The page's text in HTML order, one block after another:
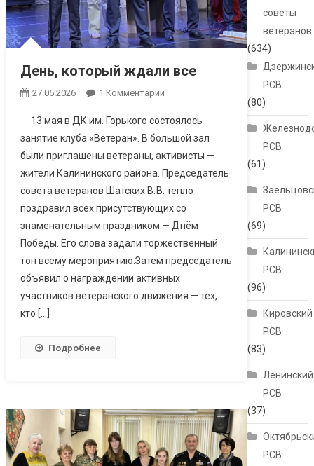
День, который ждали все
27.05.2026 1 Комментарий
Все
13 мая в ДК им. Горького состоялось
занятие клуба «Ветеран». В большой зал
были приглашены ветераны, активисты —
жители Калининского района. Председатель
совета ветеранов Шатских В. В. тепло
поздравил всех присутствующих со
знаменательным праздником — Днём
Победы. Его слова задали торжественный
тон всему мероприятию.Затем председатель
объявил о награждении активных
участников ветеранского движения — тех,
кто […]
Подробнее
советы
ветеранов
(634)
РСВ
(80)
РСВ
(61)
РСВ
(69)
РСВ
(96)
Кировский
РСВ
(83)
Ленинский
РСВ
(37)
РСВ